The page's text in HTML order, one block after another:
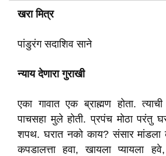
खरा मित्र
पांडुरंग सदाशिव साने
न्याय देणारा गुराखी
एका गावात एक ब्राह्मण होता. त्याची
पाचसहा मुले होती. प्रपंच मोठा
शपथ. घरात नको काय? संसार मांडला
कपडालत्ता हवा, खायला प्यायला